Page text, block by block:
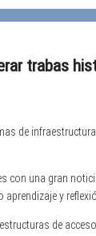
trabas
de
con una gran
y
de